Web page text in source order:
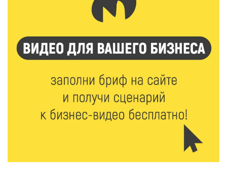
Сладкая программа в Твери: дегустация мёда и
рассказ о жизни пчёл
7 Авг 2026 15:41 234
Открыт набор на программу амбассадоров для
студентов российских вузов
7 Авг 2026 15:37 222
Жителям Тверской области напомнили об